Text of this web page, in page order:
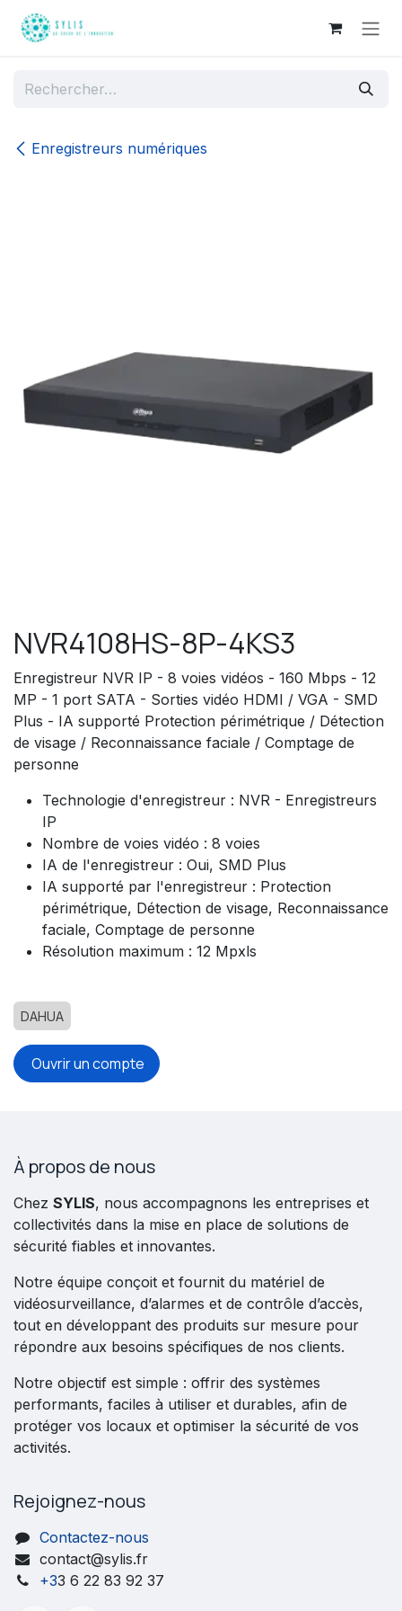
Se rendre au contenu
Enregistreurs numériques
NVR4108HS-8P-4KS3
Enregistreur NVR IP - 8 voies vidéos - 160 Mbps - 12
MP - 1 port SATA - Sorties vidéo HDMI / VGA - SMD
Plus - IA supporté Protection périmétrique / Détection
de visage / Reconnaissance faciale / Comptage de
personne
Technologie d'enregistreur : NVR - Enregistreurs
IP
Nombre de voies vidéo : 8 voies
IA de l'enregistreur : Oui, SMD Plus
IA supporté par l'enregistreur : Protection
périmétrique, Détection de visage, Reconnaissance
faciale, Comptage de personne
Résolution maximum : 12 Mpxls
DAHUA
Ouvrir un compte
À propos de nous
Chez SYLIS, nous accompagnons les entreprises et
collectivités dans la mise en place de solutions de
sécurité fiables et innovantes.
Notre équipe conçoit et fournit du matériel de
vidéosurveillance, d’alarmes et de contrôle d’accès,
tout en développant des produits sur mesure pour
répondre aux besoins spécifiques de nos clients.
Notre objectif est simple : offrir des systèmes
performants, faciles à utiliser et durables, afin de
protéger vos locaux et optimiser la sécurité de vos
activités.
Rejoignez-nous
Contactez-nous
contact@sylis.fr
+33 6 22 83 92 37